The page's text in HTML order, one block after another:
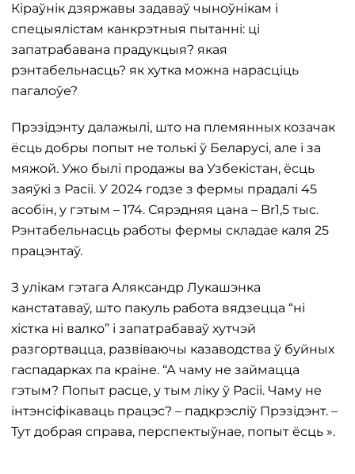
Кіраўнік дзяржавы задаваў чыноўнікам і
спецыялістам канкрэтныя пытанні: ці
запатрабавана прадукцыя? якая
рэнтабельнасць? як хутка можна нарасціць
пагалоўе?
Прэзідэнту далажылі, што на племянных козачак
ёсць добры попыт не толькі ў Беларусі, але і за
мяжой. Ужо былі продажы ва Узбекістан, ёсць
заяўкі з Расіі. У 2024 годзе з фермы прадалі 45
асобін, у гэтым – 174. Сярэдняя цана – Br1,5 тыс.
Рэнтабельнасць работы фермы складае каля 25
працэнтаў.
З улікам гэтага Аляксандр Лукашэнка
канстатаваў, што пакуль работа вядзецца “ні
хістка ні валко” і запатрабаваў хутчэй
разгортвацца, развіваючы казаводства ў буйных
гаспадарках па краіне. “А чаму не займацца
гэтым? Попыт расце, у тым ліку ў Расіі. Чаму не
інтэнсіфікаваць працэс? – падкрэсліў Прэзідэнт. –
Тут добрая справа, перспектыўнае, попыт ёсць ».